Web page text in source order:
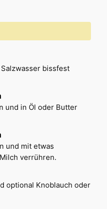
bissfest
und in Öl oder Butter
und mit etwas
verrühren.
optional Knoblauch oder